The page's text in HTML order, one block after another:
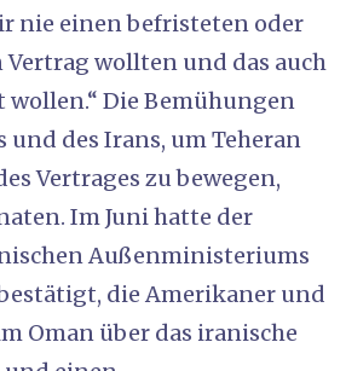
nie einen befristeten oder
wollten und das auch
Die Bemühungen
und des Irans, um Teheran
Vertrages zu bewegen,
Im Juni hatte der
Außenministeriums
die Amerikaner und
Oman über das iranische